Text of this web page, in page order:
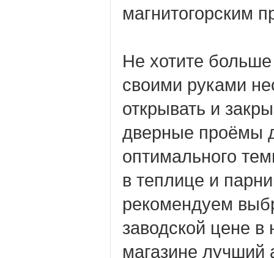
магнитогорским
Не хотите
своими руками
открывать и
дверные проёмы
оптимального
в теплице и
рекомендуем
заводской цене
магазине лучший